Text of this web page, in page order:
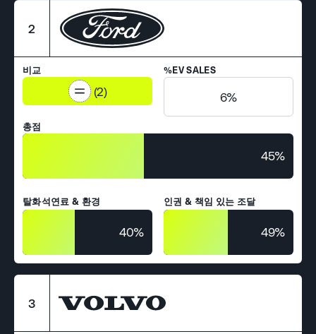
2
비교
(2)
%EV SALES
6%
총점
45%
탈화석연료 & 환경
40%
인권 & 책임 있는 조달
49%
3